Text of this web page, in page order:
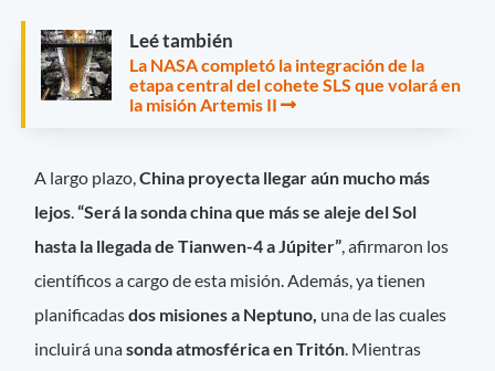
Leé también
La NASA completó la integración de la
etapa central del cohete SLS que volará en
la misión Artemis II
A largo plazo,China proyecta llegar aún mucho más
lejos.“Será la sonda china que más se aleje del Sol
hasta la llegada de Tianwen-4 a Júpiter”, afirmaron los
científicos a cargo de esta misión. Además, ya tienen
planificadasdos misiones a Neptuno, una de las cuales
incluirá unasonda atmosférica en Tritón. Mientras